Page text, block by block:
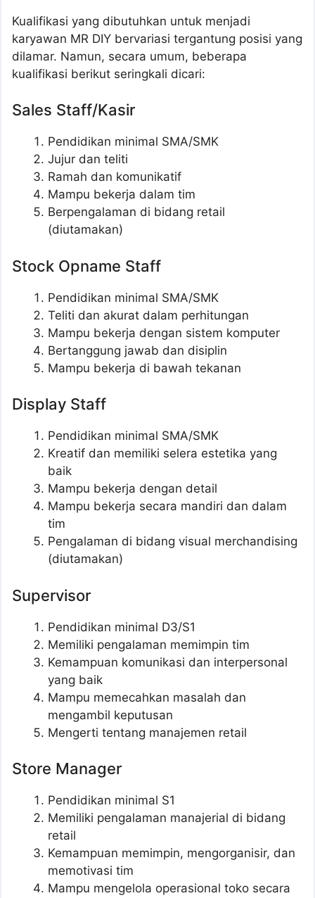
Kualifikasi yang dibutuhkan untuk menjadi
karyawan MR DIY bervariasi tergantung posisi yang
dilamar. Namun, secara umum, beberapa
kualifikasi berikut seringkali dicari:
Sales Staff/Kasir
Pendidikan minimal SMA/SMK
Jujur dan teliti
Ramah dan komunikatif
Mampu bekerja dalam tim
Berpengalaman di bidang retail
(diutamakan)
Stock Opname Staff
Pendidikan minimal SMA/SMK
Teliti dan akurat dalam perhitungan
Mampu bekerja dengan sistem komputer
Bertanggung jawab dan disiplin
Mampu bekerja di bawah tekanan
Display Staff
Pendidikan minimal SMA/SMK
Kreatif dan memiliki selera estetika yang
baik
Mampu bekerja dengan detail
Mampu bekerja secara mandiri dan dalam
tim
Pengalaman di bidang visual merchandising
(diutamakan)
Supervisor
Pendidikan minimal D3/S1
Memiliki pengalaman memimpin tim
Kemampuan komunikasi dan interpersonal
yang baik
Mampu memecahkan masalah dan
mengambil keputusan
Mengerti tentang manajemen retail
Store Manager
Pendidikan minimal S1
Memiliki pengalaman manajerial di bidang
retail
Kemampuan memimpin, mengorganisir, dan
memotivasi tim
Mampu mengelola operasional toko secara